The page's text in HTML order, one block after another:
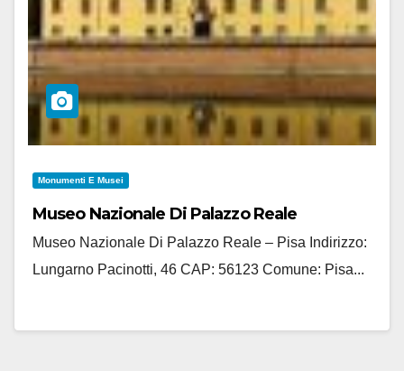
Monumenti E Musei
Museo Nazionale Di Palazzo Reale
Museo Nazionale Di Palazzo Reale – Pisa Indirizzo:
Lungarno Pacinotti, 46 CAP: 56123 Comune: Pisa...